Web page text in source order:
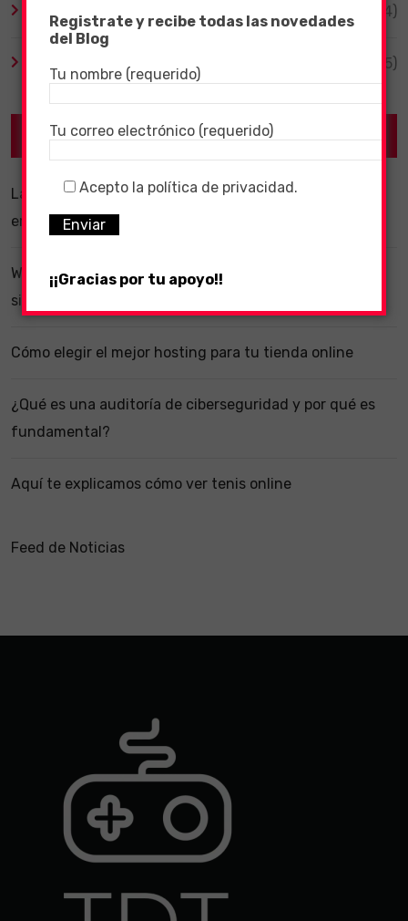
Videojuegos (204)
(55)
Recent Posts
La importancia de un software ERP dentro de una
empresa
WhatsApp y la localización en segundo plano: ¿estás
siendo vigilado?
Cómo elegir el mejor hosting para tu tienda online
¿Qué es una auditoría de ciberseguridad y por qué es
fundamental?
Aquí te explicamos cómo ver tenis online
Feed de Noticias
Registrate y recibe todas las novedades
del Blog
Tu nombre (requerido)
Tu correo electrónico (requerido)
Acepto la política de privacidad.
¡¡Gracias por tu apoyo!!